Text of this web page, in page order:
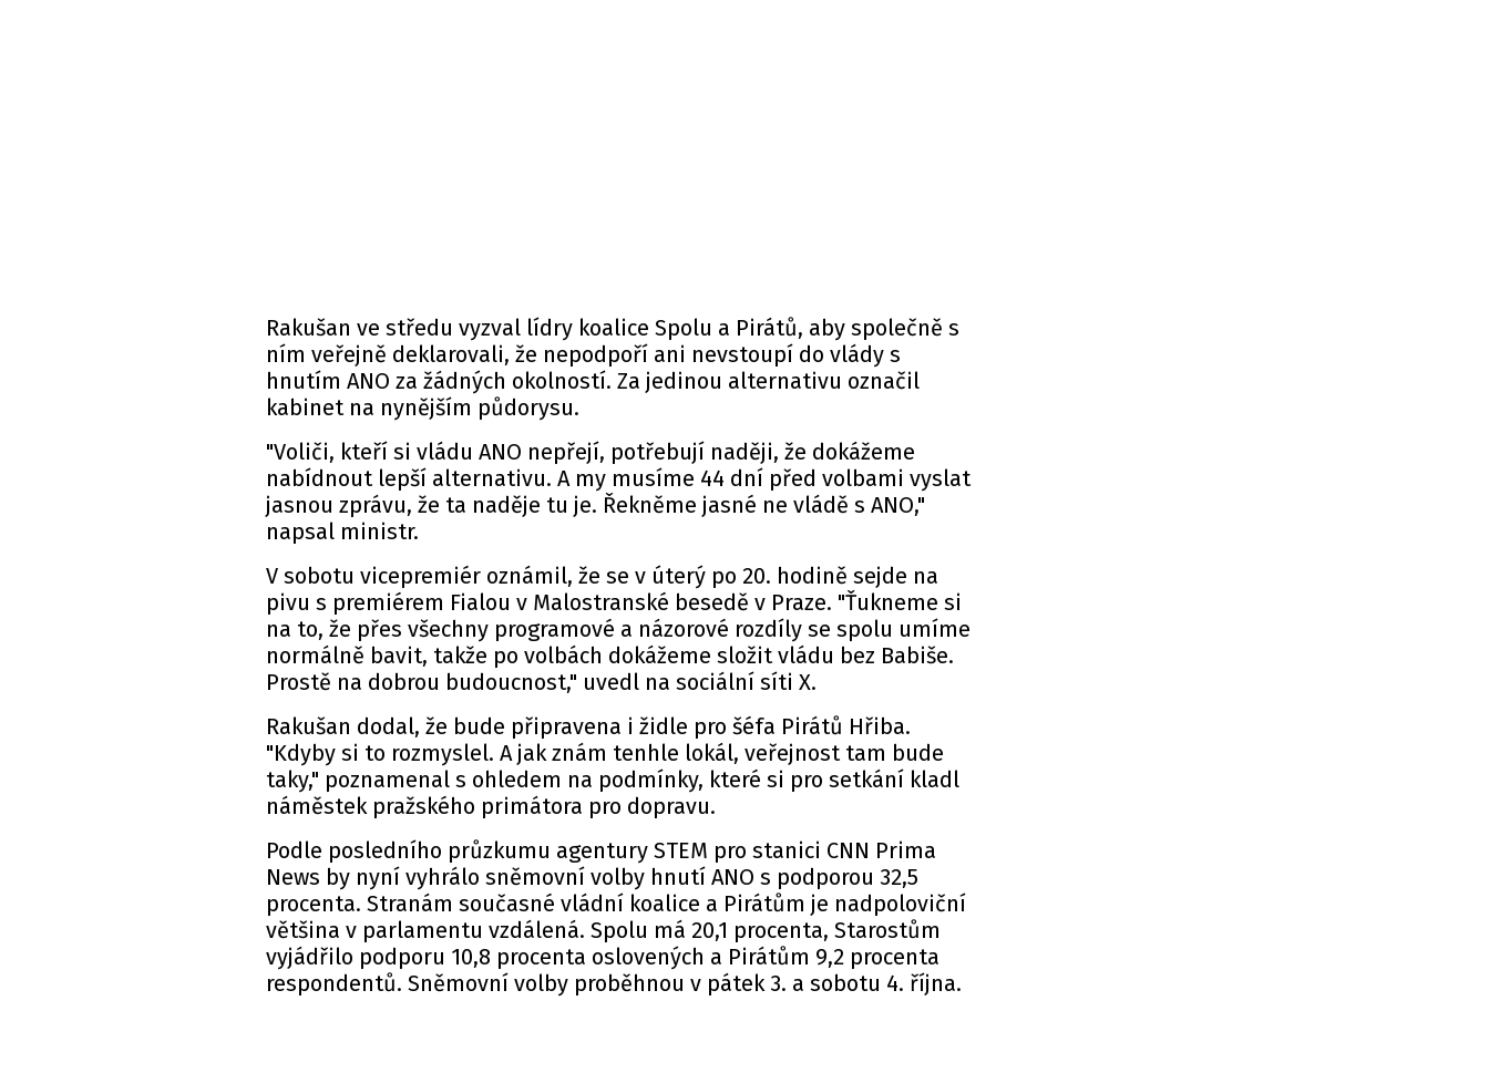
Rakušan ve středu vyzval lídry koalice Spolu a Pirátů, aby společně s
ním veřejně deklarovali, že nepodpoří ani nevstoupí do vlády s
hnutím ANO za žádných okolností. Za jedinou alternativu označil
kabinet na nynějším půdorysu.
"Voliči, kteří si vládu ANO nepřejí, potřebují naději, že dokážeme
nabídnout lepší alternativu. A my musíme 44 dní před volbami vyslat
jasnou zprávu, že ta naděje tu je. Řekněme jasné ne vládě s ANO,"
napsal ministr.
V sobotu vicepremiér oznámil, že se v úterý po 20. hodině sejde na
pivu s premiérem Fialou v Malostranské besedě v Praze. "Ťukneme si
na to, že přes všechny programové a názorové rozdíly se spolu umíme
normálně bavit, takže po volbách dokážeme složit vládu bez Babiše.
Prostě na dobrou budoucnost," uvedl na sociální síti X.
Rakušan dodal, že bude připravena i židle pro šéfa Pirátů Hřiba.
"Kdyby si to rozmyslel. A jak znám tenhle lokál, veřejnost tam bude
taky," poznamenal s ohledem na podmínky, které si pro setkání kladl
náměstek pražského primátora pro dopravu.
Podle posledního průzkumu agentury STEM pro stanici CNN Prima
News by nyní vyhrálo sněmovní volby hnutí ANO s podporou 32,5
procenta. Stranám současné vládní koalice a Pirátům je nadpoloviční
většina v parlamentu vzdálená. Spolu má 20,1 procenta, Starostům
vyjádřilo podporu 10,8 procenta oslovených a Pirátům 9,2 procenta
respondentů. Sněmovní volby proběhnou v pátek 3. a sobotu 4. října.